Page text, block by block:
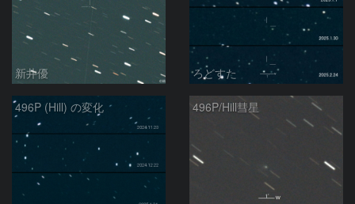
新井優 ろどすた
496P (Hill) の変化 496P/Hill彗星